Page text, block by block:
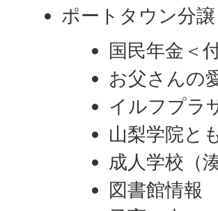
ポートタウン分譲
国民年金＜
お父さんの
イルフプラ
山梨学院と
成人学校（
図書館情報